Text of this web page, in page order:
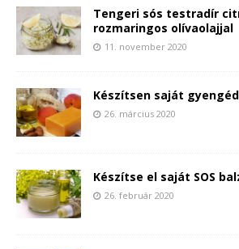
Tengeri sós testradír
rozmaringos olívaolajjal
11. november 2020
Készítsen saját
26. március 2020
Készítse el saját SOS
26. február 2020